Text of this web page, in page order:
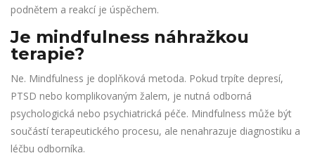
podnětem a reakcí je úspěchem.
Je mindfulness náhražkou
terapie?
Ne. Mindfulness je doplňková metoda. Pokud trpíte depresí,
PTSD nebo komplikovaným žalem, je nutná odborná
psychologická nebo psychiatrická péče. Mindfulness může být
součástí terapeutického procesu, ale nenahrazuje diagnostiku a
léčbu odborníka.